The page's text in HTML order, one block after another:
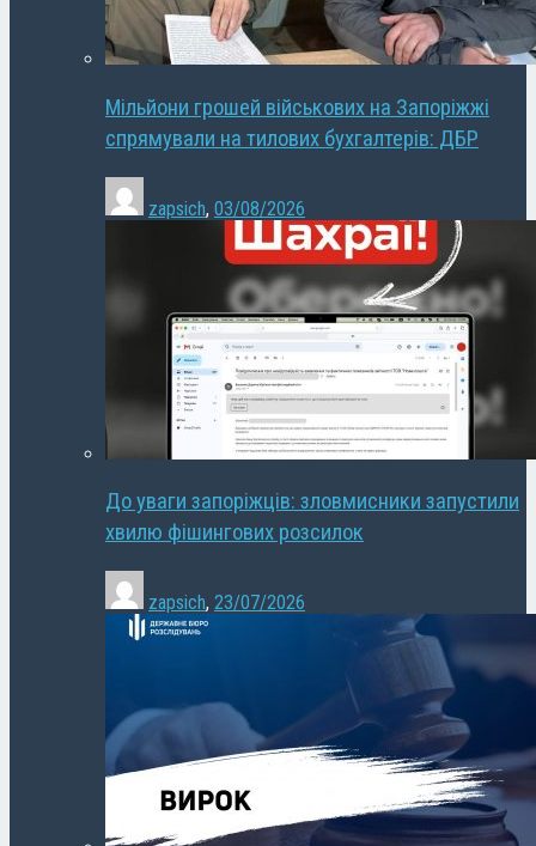
Мільйони грошей військових на Запоріжжі
спрямували на тилових бухгалтерів: ДБР
zapsich, 03/08/2026
До уваги запоріжців: зловмисники запустили
хвилю фішингових розсилок
zapsich, 23/07/2026